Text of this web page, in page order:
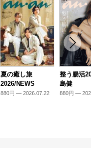
夏の癒し旅
2026/NEWS
880円 — 2026.07.22
整う腸活
島健
880円 —